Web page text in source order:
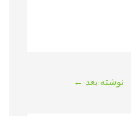
نوشته بعد ←